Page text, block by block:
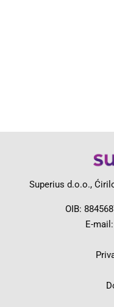
Superius d.o.o.,
OIB:
E-mail: